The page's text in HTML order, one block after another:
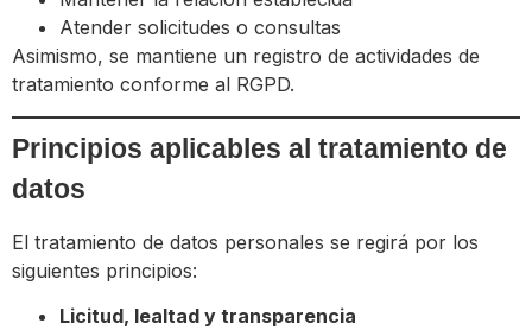
Atender solicitudes o consultas
Asimismo, se mantiene un registro de actividades de
tratamiento conforme al RGPD.
Principios aplicables al tratamiento de
datos
El tratamiento de datos personales se regirá por los
siguientes principios:
Licitud, lealtad y transparencia